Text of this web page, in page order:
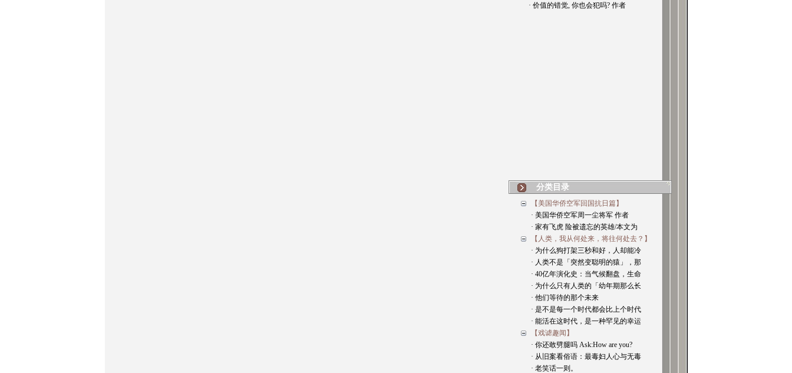
· 价值的错觉, 你也会犯吗? 作者
分类目录
【美国华侨空军回国抗日篇】
· 美国华侨空军周一尘将军 作者
· 家有飞虎 险被遗忘的英雄/本文为
【人类，我从何处来，将往何处去？】
· 为什么狗打架三秒和好，人却能冷
· 人类不是「突然变聪明的猿」，那
· 40亿年演化史：当气候翻盘，生命
· 为什么只有人类的「幼年期那么长
· 他们等待的那个未来
· 是不是每一个时代都会比上个时代
· 能活在这时代，是一种罕见的幸运
【戏谑趣闻】
· 你还敢劈腿吗 Ask:How are you?
· 从旧案看俗语：最毒妇人心与无毒
· 老笑话一则。